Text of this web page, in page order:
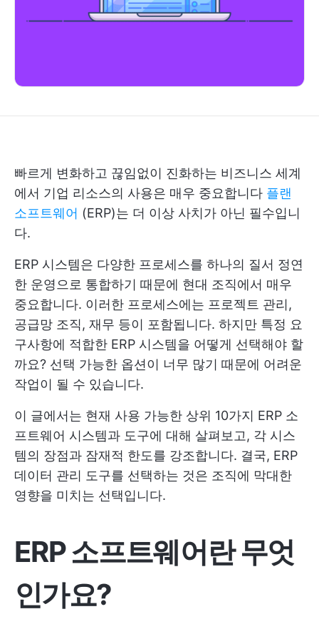
빠르게 변화하고 끊임없이 진화하는 비즈니스 세계
에서 기업 리소스의 사용은 매우 중요합니다 플랜
소프트웨어 (ERP)는 더 이상 사치가 아닌 필수입니
다.
ERP 시스템은 다양한 프로세스를 하나의 질서 정연
한 운영으로 통합하기 때문에 현대 조직에서 매우
중요합니다. 이러한 프로세스에는 프로젝트 관리,
공급망 조직, 재무 등이 포함됩니다. 하지만 특정 요
구사항에 적합한 ERP 시스템을 어떻게 선택해야 할
까요? 선택 가능한 옵션이 너무 많기 때문에 어려운
작업이 될 수 있습니다.
이 글에서는 현재 사용 가능한 상위 10가지 ERP 소
프트웨어 시스템과 도구에 대해 살펴보고, 각 시스
템의 장점과 잠재적 한도를 강조합니다. 결국, ERP
데이터 관리 도구를 선택하는 것은 조직에 막대한
영향을 미치는 선택입니다.
ERP 소프트웨어란 무엇
인가요?